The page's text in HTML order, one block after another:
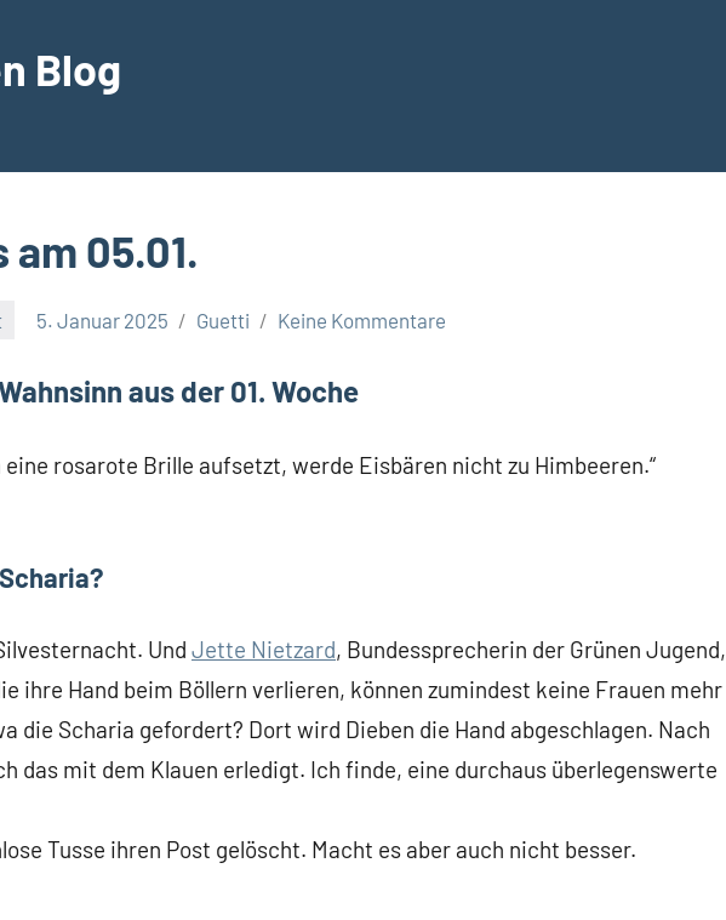
Blog
am 05.01.
5. Januar 2025 Guetti Keine Kommentare
aus der 01. Woche
eine rosarote Brille aufsetzt, werde Eisbären nicht zu Himbeeren.“
Und Jette Nietzard, Bundessprecherin der Grünen Jugend,
ihre Hand beim Böllern verlieren, können zumindest keine Frauen mehr
die Scharia gefordert? Dort wird Dieben die Hand abgeschlagen. Nach
das mit dem Klauen erledigt. Ich finde, eine durchaus überlegenswerte
Tusse ihren Post gelöscht. Macht es aber auch nicht besser.